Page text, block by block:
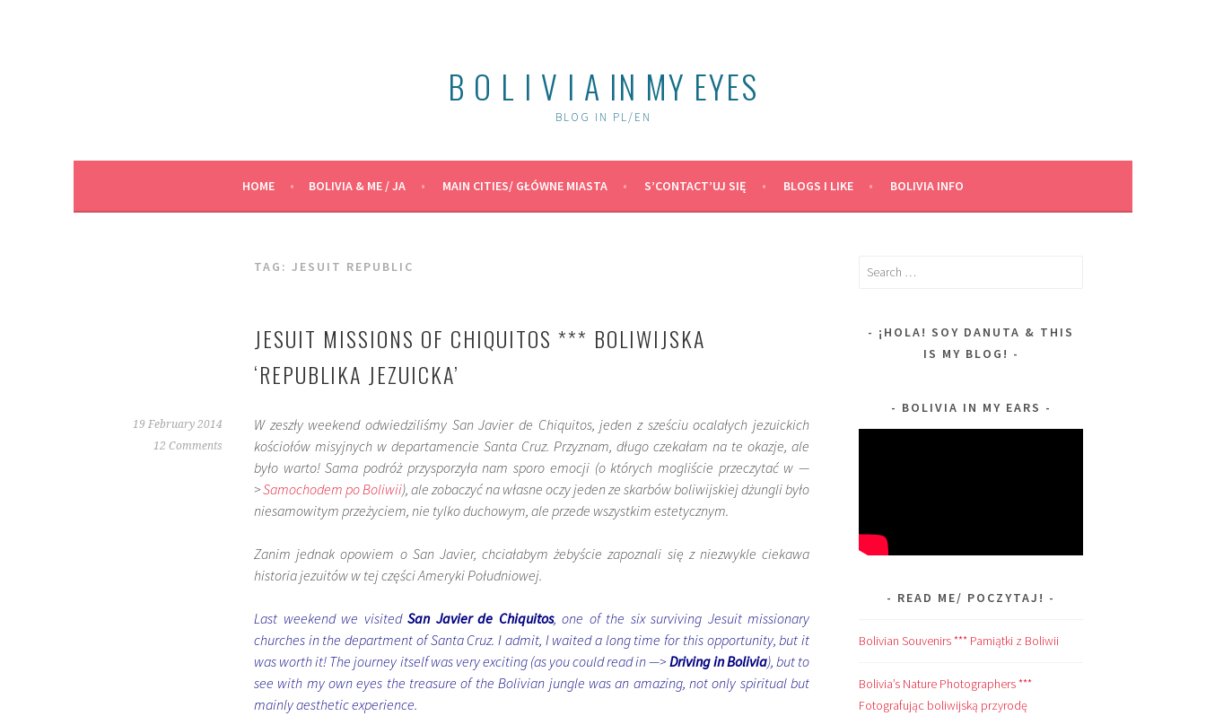
B O L I V I A IN MY EYES
BLOG IN PL/EN
HOME BOLIVIA & ME / JA MAIN CITIES/ GŁÓWNE MIASTA S’CONTACT’UJ SIĘ BLOGS I LIKE BOLIVIA INFO
TAG: JESUIT REPUBLIC
JESUIT MISSIONS OF CHIQUITOS *** BOLIWIJSKA
‘REPUBLIKA JEZUICKA’
19 February 2014
12 Comments
W zeszły weekend odwiedziliśmy San Javier de Chiquitos, jeden z sześciu ocalałych jezuickich
kościołów misyjnych w departamencie Santa Cruz. Przyznam, długo czekałam na te okazje, ale
było warto! Sama podróż przysporzyła nam sporo emocji (o których mogliście przeczytać w —
>Samochodem po Boliwii), ale zobaczyć na własne oczy jeden ze skarbów boliwijskiej dżungli było
niesamowitym przeżyciem, nie tylko duchowym, ale przede wszystkim estetycznym.
Zanim jednak opowiem o San Javier, chciałabym żebyście zapoznali się z niezwykle ciekawa
historia jezuitów w tej części Ameryki Południowej.
Last weekend we visited San Javier de Chiquitos, one of the six surviving Jesuit missionary
churches in the department of Santa Cruz. I admit, I waited a long time for this opportunity, but it
was worth it! The journey itself was very exciting (as you could read in —> Driving in Bolivia), but to
see with my own eyes the treasure of the Bolivian jungle was an amazing, not only spiritual but
mainly aesthetic experience.
Search
¡HOLA! SOY DANUTA & THIS
IS MY BLOG!
BOLIVIA IN MY EARS
READ ME/ POCZYTAJ!
Bolivian Souvenirs *** Pamiątki z Boliwii
Bolivia’s Nature Photographers ***
Fotografując boliwijską przyrodę